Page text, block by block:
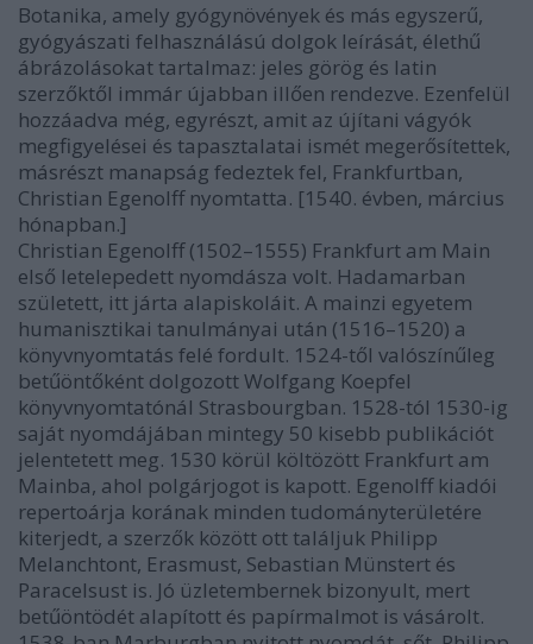
Botanika, amely gyógynövények és más egyszerű,
gyógyászati felhasználású dolgok leírását, élethű
ábrázolásokat tartalmaz: jeles görög és latin
szerzőktől immár újabban illően rendezve. Ezenfelül
hozzáadva még, egyrészt, amit az újítani vágyók
megfigyelései és tapasztalatai ismét megerősítettek,
másrészt manapság fedeztek fel, Frankfurtban,
Christian Egenolff nyomtatta. [1540. évben, március
hónapban.]
Christian Egenolff (1502–1555) Frankfurt am Main
első letelepedett nyomdásza volt. Hadamarban
született, itt járta alapiskoláit. A mainzi egyetem
humanisztikai tanulmányai után (1516–1520) a
könyvnyomtatás felé fordult. 1524-től valószínűleg
betűöntőként dolgozott Wolfgang Koepfel
könyvnyomtatónál Strasbourgban. 1528-tól 1530-ig
saját nyomdájában mintegy 50 kisebb publikációt
jelentetett meg. 1530 körül költözött Frankfurt am
Mainba, ahol polgárjogot is kapott. Egenolff kiadói
repertoárja korának minden tudományterületére
kiterjedt, a szerzők között ott találjuk Philipp
Melanchtont, Erasmust, Sebastian Münstert és
Paracelsust is. Jó üzletembernek bizonyult, mert
betűöntödét alapított és papírmalmot is vásárolt.